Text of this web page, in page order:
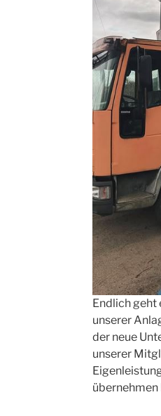
Endlich geht
unserer
der neue
unserer
übernehmen